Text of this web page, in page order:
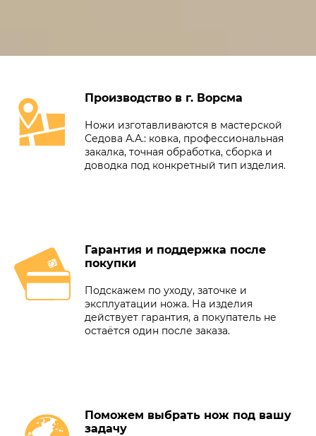
Производство в г. Ворсма
Ножи изготавливаются в мастерской
Седова А.А.: ковка, профессиональная
закалка, точная обработка, сборка и
доводка под конкретный тип изделия.
Гарантия и поддержка после
покупки
Подскажем по уходу, заточке и
эксплуатации ножа. На изделия
действует гарантия, а покупатель не
остаётся один после заказа.
Поможем выбрать нож под вашу
задачу